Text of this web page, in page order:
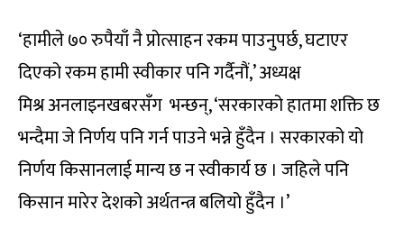
‘हामीले ७० रुपैयाँ नै प्रोत्साहन रकम पाउनुपर्छ, घटाएर
दिएको रकम हामी स्वीकार पनि गर्दैनौं,’ अध्यक्ष
मिश्र अनलाइनखबरसँग भन्छन्, ‘सरकारको हातमा शक्ति छ
भन्दैमा जे निर्णय पनि गर्न पाउने भन्ने हुँदैन । सरकारको यो
निर्णय किसानलाई मान्य छ न स्वीकार्य छ । जहिले पनि
किसान मारेर देशको अर्थतन्त्र बलियो हुँदैन ।’